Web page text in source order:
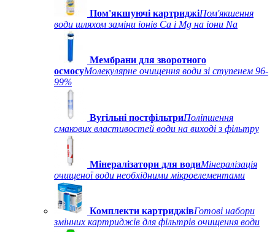
Пом'якшуючі картриджіПом'якшення
води шляхом заміни іонів Ca і Mg на іони Na
Мембрани для зворотного
осмосуМолекулярне очищення води зі ступенем 96-
99%
Вугільні постфільтриПоліпшення
смакових властивостей води на виході з фільтру
Мінералізатори для водиМінералізація
очищеної води необхідними мікроелементами
Комплекти картриджівГотові набори
змінних картриджів для фільтрів очищення води